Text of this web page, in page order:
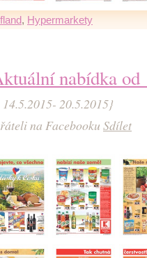
, Hypermarkety
nabídka od
20.5.2015}
na Facebooku Sdílet